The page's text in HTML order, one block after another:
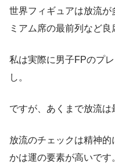
世界フィギュアは放流が
ミアム席の最前列など良
私は実際に男子FPのプ
し。
ですが、あくまで放流は
放流のチェックは精神的
かは運の要素が高いです